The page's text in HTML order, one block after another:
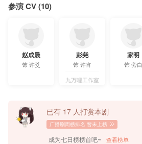
参演 CV (10)
赵成晨
饰许爻
彭尧
饰许宵
九万哩工作室
家明
饰旁白
已有 17 人打赏本剧
广播剧周榜排名 暂未上榜
成为七日榜榜首吧~ 查看榜单